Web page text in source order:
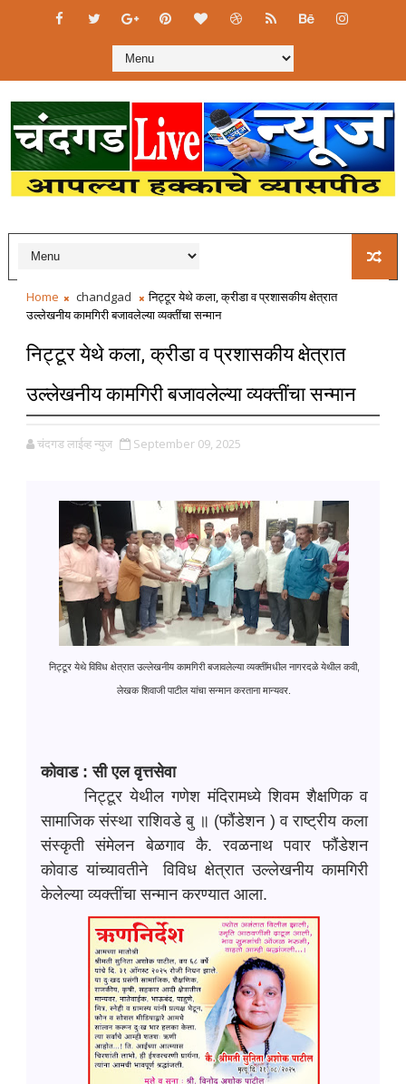
Home chandgad
निट्टूर येथे कला, क्रीडा व प्रशासकीय क्षेत्रात
उल्लेखनीय कामगिरी बजावलेल्या व्यक्तींचा सन्मान
निट्टूर येथे कला, क्रीडा व प्रशासकीय क्षेत्रात
उल्लेखनीय कामगिरी बजावलेल्या व्यक्तींचा सन्मान
चंदगड लाईव्ह न्युज September 09, 2025
निट्टूर येथे विविध क्षेत्रात उल्लेखनीय कामगिरी बजावलेल्या व्यक्तींमधील नागरदळे येथील कवी,
लेखक शिवाजी पाटील यांचा सन्मान करताना मान्यवर.
कोवाड : सी एल वृत्तसेवा
निट्टूर येथील गणेश मंदिरामध्ये शिवम शैक्षणिक व
सामाजिक संस्था राशिवडे बु ॥ (फौंडेशन ) व राष्ट्रीय कला
संस्कृती संमेलन बेळगाव कै. रवळनाथ पवार फौंडेशन
कोवाड यांच्यावतीने विविध क्षेत्रात उल्लेखनीय कामगिरी
केलेल्या व्यक्तींचा सन्मान करण्यात आला.